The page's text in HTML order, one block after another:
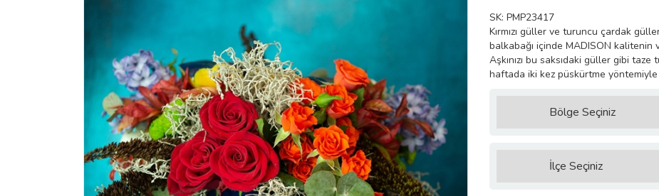
SK: PMP23417
Kırmızı güller ve turuncu çardak
balkabağı içinde MADISON kalitenin
Aşkınızı bu saksıdaki güller gibi
haftada iki kez püskürtme